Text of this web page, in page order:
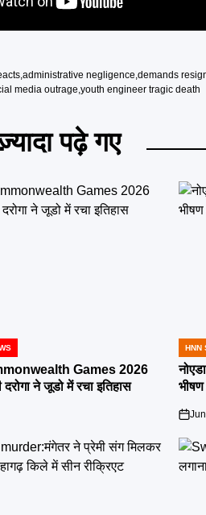
,administrative negligence,demands
media outrage,youth engineer tragic death
पढ़े गए
Games 2026
ने जूडो में रचा इतिहास
IN
HNN
on